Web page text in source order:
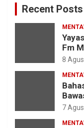
Recent Posts
Fm
Anak
8
7